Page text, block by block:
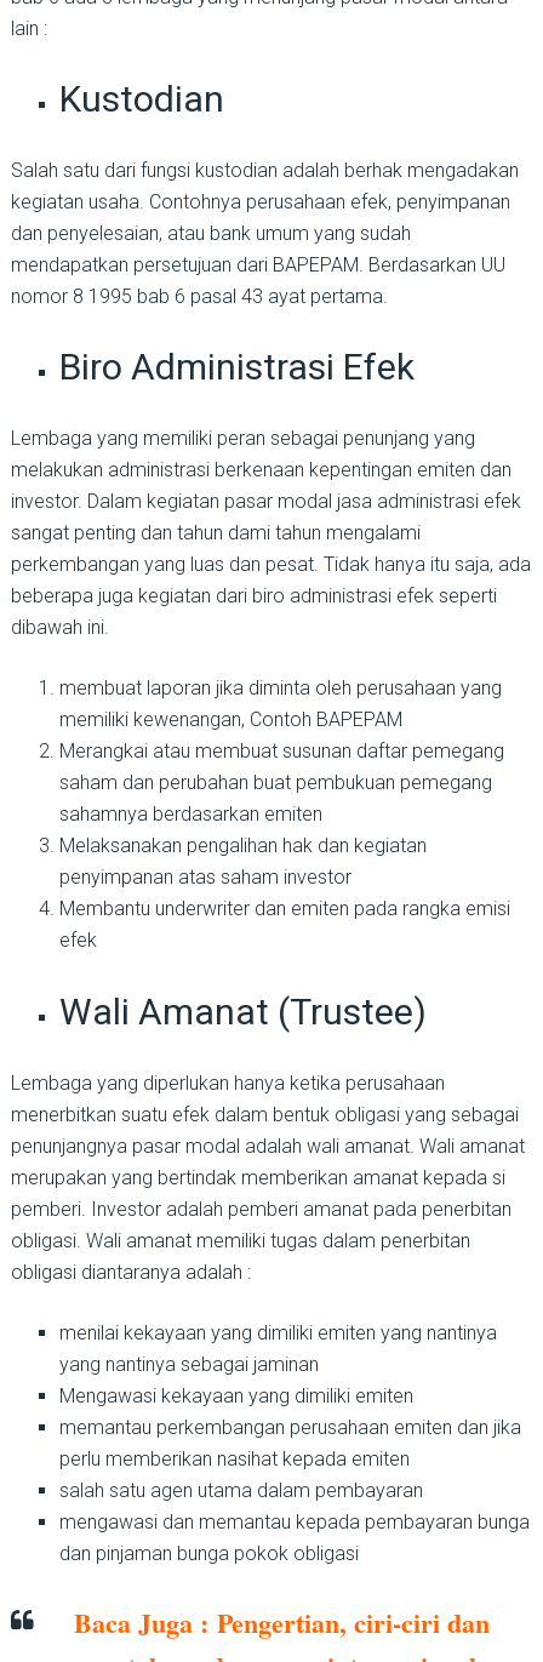
lain :
Kustodian
Salah satu dari fungsi kustodian adalah berhak mengadakan
kegiatan usaha. Contohnya perusahaan efek, penyimpanan
dan penyelesaian, atau bank umum yang sudah
mendapatkan persetujuan dari BAPEPAM. Berdasarkan UU
nomor 8 1995 bab 6 pasal 43 ayat pertama.
Biro Administrasi Efek
Lembaga yang memiliki peran sebagai penunjang yang
melakukan administrasi berkenaan kepentingan emiten dan
investor. Dalam kegiatan pasar modal jasa administrasi efek
sangat penting dan tahun dami tahun mengalami
perkembangan yang luas dan pesat. Tidak hanya itu saja, ada
beberapa juga kegiatan dari biro administrasi efek seperti
dibawah ini.
membuat laporan jika diminta oleh perusahaan yang
memiliki kewenangan, Contoh BAPEPAM
Merangkai atau membuat susunan daftar pemegang
saham dan perubahan buat pembukuan pemegang
sahamnya berdasarkan emiten
Melaksanakan pengalihan hak dan kegiatan
penyimpanan atas saham investor
Membantu underwriter dan emiten pada rangka emisi
efek
Wali Amanat (Trustee)
Lembaga yang diperlukan hanya ketika perusahaan
menerbitkan suatu efek dalam bentuk obligasi yang sebagai
penunjangnya pasar modal adalah wali amanat. Wali amanat
merupakan yang bertindak memberikan amanat kepada si
pemberi. Investor adalah pemberi amanat pada penerbitan
obligasi. Wali amanat memiliki tugas dalam penerbitan
obligasi diantaranya adalah :
menilai kekayaan yang dimiliki emiten yang nantinya
yang nantinya sebagai jaminan
Mengawasi kekayaan yang dimiliki emiten
memantau perkembangan perusahaan emiten dan jika
perlu memberikan nasihat kepada emiten
salah satu agen utama dalam pembayaran
mengawasi dan memantau kepada pembayaran bunga
dan pinjaman bunga pokok obligasi
Baca Juga : Pengertian, ciri-ciri dan